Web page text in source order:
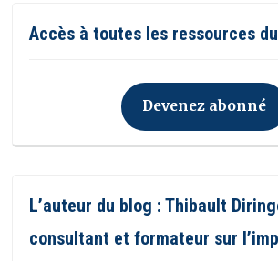
Accès à toutes les ressources
Devenez abonné
L’auteur du blog : Thibault
consultant et formateur sur